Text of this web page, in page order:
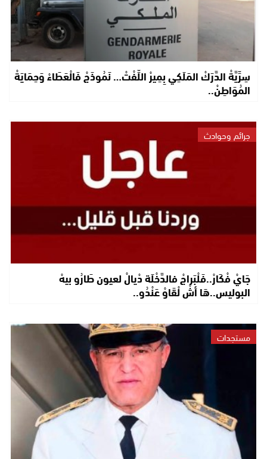
سِرِّيَّةْ الدَّرَكْ المَلَكِي بِمِيرْ اللِّفْتْ… نَمُوذَجْ فَالْعَطَاءْ وَحِمَايَةْ
المُوَاطِنْ..
جرائم وحوادث
جَايْ فْكَارْ..فَلْبَراجْ فالدَّخْلَة دْيالْ لعيون طَارُو بيهْ
البوليس..هَا أشْ لْقَاوْ عَنْدُو..
مستجدات